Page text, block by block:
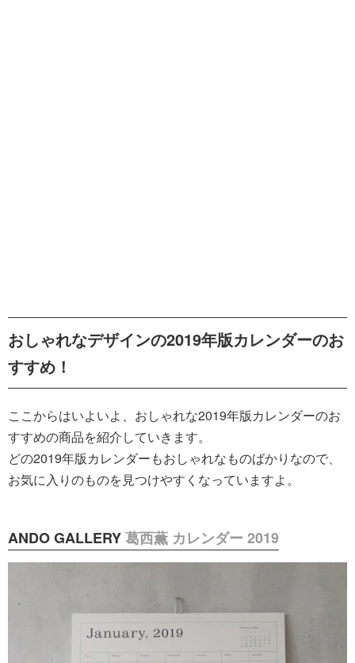
おしゃれなデザインの2019年版カレンダーのお
すすめ！
ここからはいよいよ、おしゃれな2019年版カレンダーのお
すすめの商品を紹介していきます。
どの2019年版カレンダーもおしゃれなものばかりなので、
お気に入りのものを見つけやすくなっていますよ。
ANDO GALLERY葛西薫 カレンダー 2019